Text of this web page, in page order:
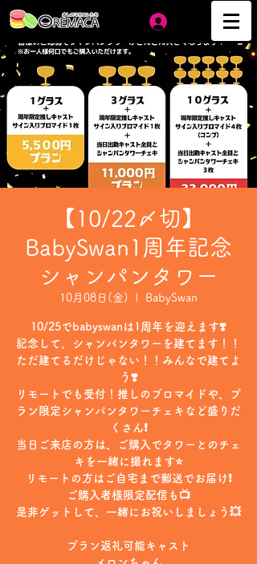
【10/22〆切】
BabySwan1周年記念
シャンパンタワー
10月08日(金) BabySwan
10/25でbabyswanは1周年を迎えます❣️
記念して、シャンパンタワーを建てます！！
ただ建てるだけじゃない！！みんなで建てよ
う❣️
リモートでも受付！推しのブロマイドや、プ
ラン限定シャンパンタワーチェキなど盛りだ
くさん❗️
当日ご来店の方は、ご購入でタワーとのチェ
キを一緒に撮れます⭐️
リモートの方はご自宅まで郵送でお届け❗️
ご購入者様限定配信も📺
是非ゲットして、一緒にお祝いしましょう💥
プラン返礼可能キャスト